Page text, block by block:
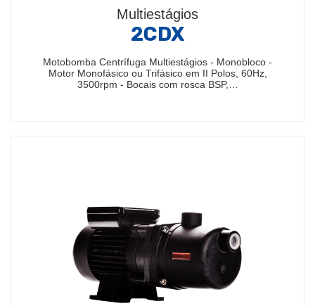
Multiestágios
2CDX
Motobomba Centrífuga Multiestágios - Monobloco -
Motor Monofásico ou Trifásico em II Polos, 60Hz,
3500rpm - Bocais com rosca BSP,…